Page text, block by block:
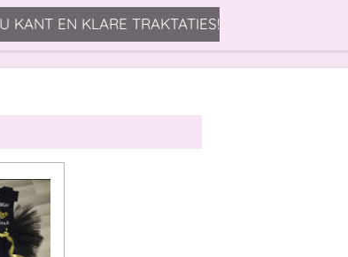
KANT EN KLARE TRAKTATIES!